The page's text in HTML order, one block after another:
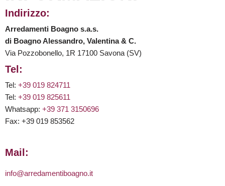
Indirizzo:
Arredamenti Boagno s.a.s.
di Boagno Alessandro, Valentina & C.
Via Pozzobonello, 1R 17100 Savona (SV)
Tel:
Tel: +39 019 824711
Tel: +39 019 825611
Whatsapp: +39 371 3150696
Fax: +39 019 853562
Mail:
info@arredamentiboagno.it